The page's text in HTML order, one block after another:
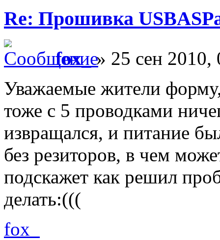
Re: Прошивка
fox_» 25 сен 2010,
Уважаемые жители
тоже с 5 проводками
извращался, и питание
без резиторов, в чем
подскажет как решил
делать:(((
fox_